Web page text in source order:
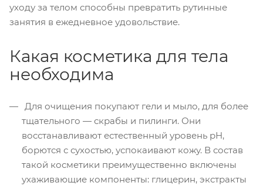
уходу за телом способны превратить рутинные
занятия в ежедневное удовольствие.
Какая косметика для тела
необходима
Для очищения покупают гели и мыло, для более
тщательного — скрабы и пилинги. Они
восстанавливают естественный уровень pH,
борются с сухостью, успокаивают кожу. В состав
такой косметики преимущественно включены
ухаживающие компоненты: глицерин, экстракты